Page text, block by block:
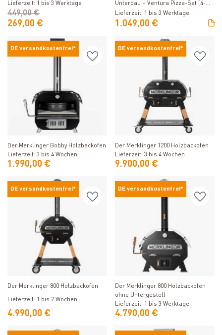
Lieferzeit: 1 bis 3 Werktage
269,00 €
449,00 €
Unterbau + Ventura Pizza-Set (4-
tlg.) gratis
Lieferzeit: 1 bis 3 Werktage
1.049,00 €
DE versandkostenfrei*
Produkt ansehen
Der Merklinger Bobby Holzbackofen
Lieferzeit: 3 bis 4 Wochen
1.990,00 €
DE versandkostenfrei*
Produkt ansehen
Der Merklinger 1200 Holzbackofen
Lieferzeit: 3 bis 4 Wochen
9.900,00 €
DE versandkostenfrei*
Produkt ansehen
Der Merklinger 800 Holzbackofen
Lieferzeit: 1 bis 2 Wochen
4.990,00 €
DE versandkostenfrei*
Produkt ansehen
Der Merklinger 800 Holzbackofen
ohne Untergestell
Lieferzeit: 1 bis 3 Werktage
4.790,00 €